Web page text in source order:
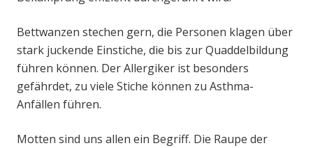
Bettwanzen stechen gern, die Personen klagen über
stark juckende Einstiche, die bis zur Quaddelbildung
führen können. Der Allergiker ist besonders
gefährdet, zu viele Stiche können zu Asthma-
Anfällen führen.
Motten sind uns allen ein Begriff. Die Raupe der